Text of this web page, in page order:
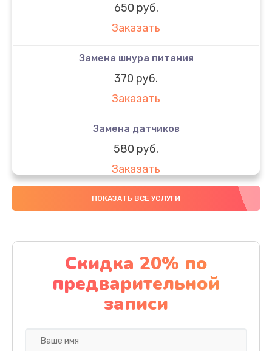
650 руб.
Заказать
Замена шнура питания
370 руб.
Заказать
Замена датчиков
580 руб.
Заказать
Комплексная чистка
Заказать
Замена дисплея (экрана)
2000 руб.
Заказать
Ремонт платы электроники
ПОКАЗАТЬ ВСЕ УСЛУГИ
Скидка 20% по
предварительной
записи